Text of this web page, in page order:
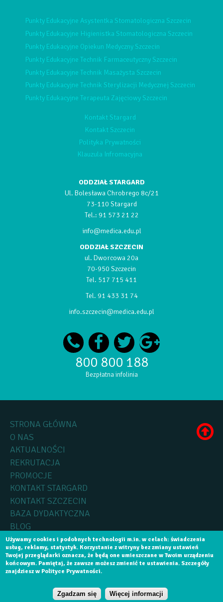
NABÓR NA SEMESTR WRZEŚNIOWY 2026 - NIE
ZWLEKAJ ANI CHWILI DŁUŻEJ!
Punkty Edukacyjne Asystentka Stomatologiczna Szczecin
Punkty Edukacyjne Higienistka Stomatologiczna Szczecin
Punkty Edukacyjne Opiekun Medyczny Szczecin
Punkty Edukacyjne Technik Farmaceutyczny Szczecin
Punkty Edukacyjne Technik Masażysta Szczecin
Punkty Edukacyjne Technik Sterylizacji Medycznej Szczecin
Punkty Edukacyjne Terapeuta Zajęciowy Szczecin
Kontakt Stargard
Kontakt Szczecin
Polityka Prywatności
Klauzula Infromacyjna
ODDZIAŁ STARGARD
Ul. Bolesława Chrobrego 8c/21
73-110 Stargard
Tel.: 91 573 21 22
info@medica.edu.pl
ODDZIAŁ SZCZECIN
ul. Dworcowa 20a
70-950 Szczecin
Tel. 517 715 411
Tel. 91 433 31 74
info.szczecin@medica.edu.pl
800 800 188
Bezpłatna infolinia
STRONA GŁÓWNA
O NAS
AKTUALNOŚCI
REKRUTACJA
PROMOCJE
KONTAKT STARGARD
KONTAKT SZCZECIN
BAZA DYDAKTYCZNA
BLOG
Copyright byMedica Collegium2015, Wszelkie prawa zastrzeżone.
Realizacja:Software House SzczecinAplikacje Mobilne Szczecin
Używamy cookies i podobnych technologii m.in. w celach: świadczenia
usług, reklamy, statystyk. Korzystanie z witryny bez zmiany ustawień
Twojej przeglądarki oznacza, że będą one umieszczane w Twoim urządzeniu
końcowym. Pamiętaj, że zawsze możesz zmienić te ustawienia. Szczegóły
znajdziesz w Polityce Prywatności.
Zgadzam się Więcej informacji